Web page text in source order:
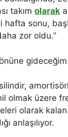
takım olarak
hafta sonu,
zor oldu.”
olmak üzere
olarak
anlaşılıyor.